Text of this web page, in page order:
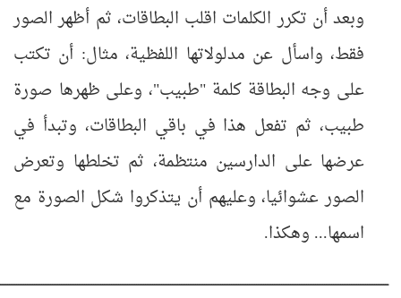
وبعد أن تكرر الكلمات اقلب البطاقات، ثم أظهر الصور
فقط، واسأل عن مدلولاتها اللفظية، مثال: أن تكتب
على وجه البطاقة كلمة "طبيب"، وعلى ظهرها صورة
طبيب، ثم تفعل هذا في باقي البطاقات، وتبدأ في
عرضها على الدارسين منتظمة، ثم تخلطها وتعرض
الصور عشوائيا، وعليهم أن يتذكروا شكل الصورة مع
اسمها... وهكذا.